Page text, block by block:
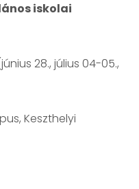
iskolai
28., július 04-05.,
Keszthelyi